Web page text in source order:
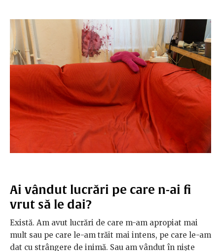
Ai vândut lucrări pe care n-ai fi
vrut să le dai?
Există. Am avut lucrări de care m-am apropiat mai
mult sau pe care le-am trăit mai intens, pe care le-am
dat cu strângere de inimă. Sau am vândut în niște